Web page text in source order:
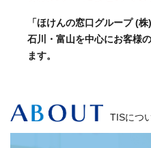
「ほけんの窓口グループ (
石川・富山を中心にお客様
ます。
TISにつ